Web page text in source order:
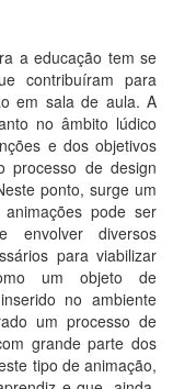
a educação tem se
contribuíram para
em sala de aula. A
no âmbito lúdico
e dos objetivos
processo de design
ponto, surge um
pode ser
envolver diversos
para viabilizar
um objeto de
no ambiente
um processo de
grande parte dos
tipo de animação,